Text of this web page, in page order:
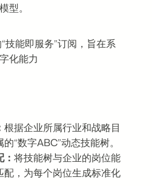
型。
技能即服务”订阅，旨在系
化能力
根据企业所属行业和战略目
“数字ABC”动态技能树。
将技能树与企业的岗位能
配，为每个岗位生成标准化